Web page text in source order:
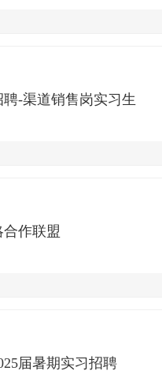
-渠道销售岗实习生
作联盟
届暑期实习招聘